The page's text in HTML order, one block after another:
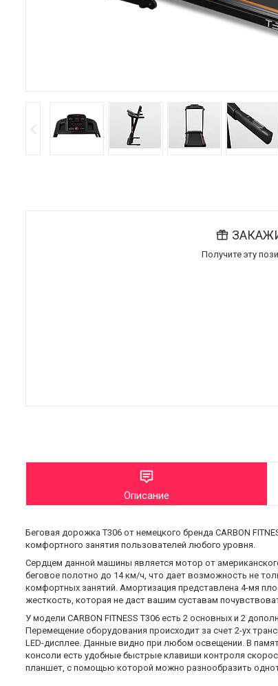
Получите эту
Описание
Беговая дорожка Т306 от немецкого бренда CARBON
комфортного занятия пользователей любого уровня.
Сердцем данной машины является мотор от
беговое полотно до 14 км/ч, что дает возможность не
комфортных занятий. Амортизация представлена 4-мя
жесткость, которая не даст вашим суставам
У модели CARBON FITNESS Т306 есть 2 основных и 2
Перемещение оборудования происходит за счет 2-ух
LED-дисплее. Данные видно при любом освещении. В
консоли есть удобные быстрые клавиши контроля
планшет, с помощью которой можно разнообразить